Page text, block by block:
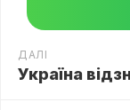
ДАЛІ
Україна